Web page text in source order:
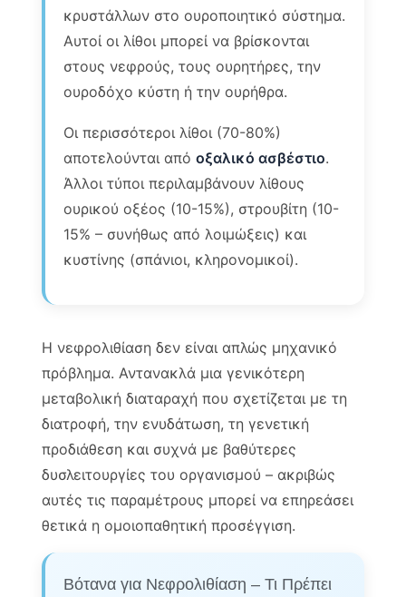
κρυστάλλων στο ουροποιητικό σύστημα.
Αυτοί οι λίθοι μπορεί να βρίσκονται
στους νεφρούς, τους ουρητήρες, την
ουροδόχο κύστη ή την ουρήθρα.
Οι περισσότεροι λίθοι (70-80%)
αποτελούνται απόοξαλικό ασβέστιο.
Άλλοι τύποι περιλαμβάνουν λίθους
ουρικού οξέος (10-15%), στρουβίτη (10-
15% – συνήθως από λοιμώξεις) και
κυστίνης (σπάνιοι, κληρονομικοί).
Η νεφρολιθίαση δεν είναι απλώς μηχανικό
πρόβλημα. Αντανακλά μια γενικότερη
μεταβολική διαταραχή που σχετίζεται με τη
διατροφή, την ενυδάτωση, τη γενετική
προδιάθεση και συχνά με βαθύτερες
δυσλειτουργίες του οργανισμού – ακριβώς
αυτές τις παραμέτρους μπορεί να επηρεάσει
θετικά η ομοιοπαθητική προσέγγιση.
Βότανα για Νεφρολιθίαση – Τι Πρέπει